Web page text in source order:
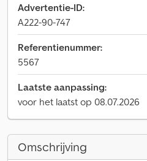
Advertentie-ID:
A222-90-747
Referentienummer:
5567
Laatste aanpassing:
voor het laatst op 08.07.2026
Omschrijving